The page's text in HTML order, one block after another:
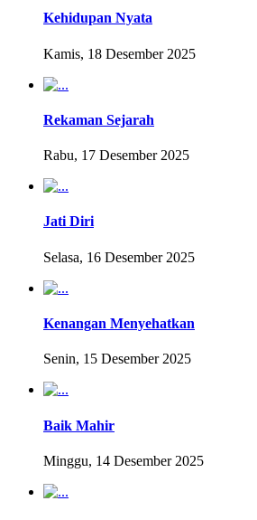
Kehidupan Nyata
Kamis, 18 Desember 2025
Rekaman Sejarah
Rabu, 17 Desember 2025
Jati Diri
Selasa, 16 Desember 2025
Kenangan Menyehatkan
Senin, 15 Desember 2025
Baik Mahir
Minggu, 14 Desember 2025